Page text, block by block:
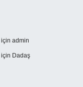
için admin
için Dadaş